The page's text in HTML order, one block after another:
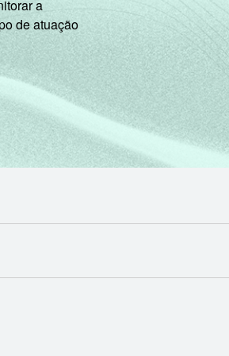
1 8 49
0 0 4
1 14
da Sociedade da
a
de atuação
ABA)
ABA)
EM NOVA ABA)
EM NOVA ABA)
(ABRE EM NOVA ABA)
EM NOVA ABA)